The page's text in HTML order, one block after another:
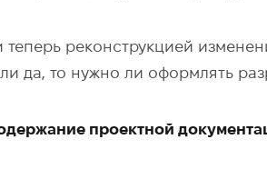
теперь реконструкцией
да, то нужно ли оформлять
проектной